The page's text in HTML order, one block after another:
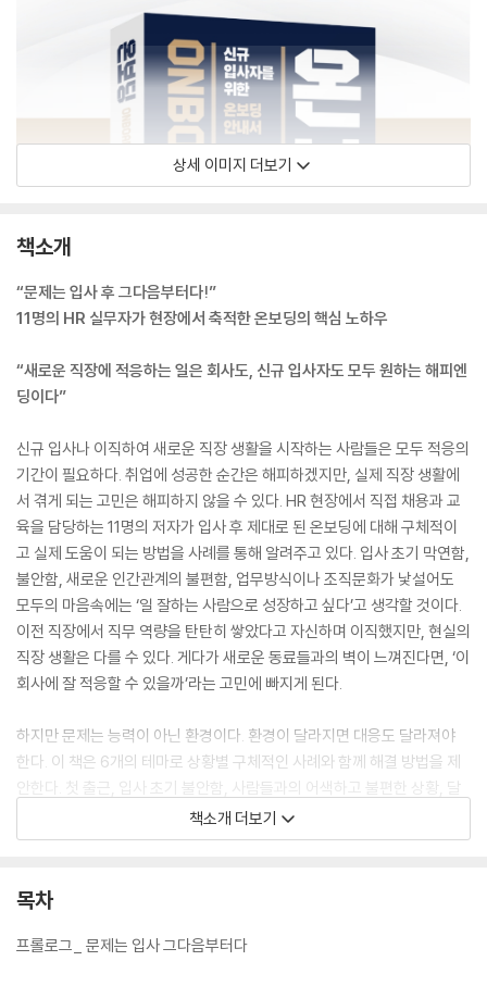
상세 이미지 더보기
책소개
“문제는 입사 후 그다음부터다!”
11명의 HR 실무자가 현장에서 축적한 온보딩의 핵심 노하우
“새로운 직장에 적응하는 일은 회사도, 신규 입사자도 모두 원하는 해피엔
딩이다”
신규 입사나 이직하여 새로운 직장 생활을 시작하는 사람들은 모두 적응의
기간이 필요하다. 취업에 성공한 순간은 해피하겠지만, 실제 직장 생활에
서 겪게 되는 고민은 해피하지 않을 수 있다. HR 현장에서 직접 채용과 교
육을 담당하는 11명의 저자가 입사 후 제대로 된 온보딩에 대해 구체적이
고 실제 도움이 되는 방법을 사례를 통해 알려주고 있다. 입사 초기 막연함,
불안함, 새로운 인간관계의 불편함, 업무방식이나 조직문화가 낯설어도
모두의 마음속에는 ‘일 잘하는 사람으로 성장하고 싶다’고 생각할 것이다.
이전 직장에서 직무 역량을 탄탄히 쌓았다고 자신하며 이직했지만, 현실의
직장 생활은 다를 수 있다. 게다가 새로운 동료들과의 벽이 느껴진다면, ‘이
회사에 잘 적응할 수 있을까’라는 고민에 빠지게 된다.
하지만 문제는 능력이 아닌 환경이다. 환경이 달라지면 대응도 달라져야
한다. 이 책은 6개의 테마로 상황별 구체적인 사례와 함께 해결 방법을 제
안한다. 첫 출근, 입사 초기 불안함, 사람들과의 어색하고 불편한 상황, 달
라진 환경 등에 적응하고 극복하는 방법을 현장감 있게 알려준다. 새로운
환경에 적응하기 위해 고군분투하는 신규 입사자들을 위해 이 책은 조직에
이다.
책소개 더보기
목차
프롤로그_ 문제는 입사 그다음부터다